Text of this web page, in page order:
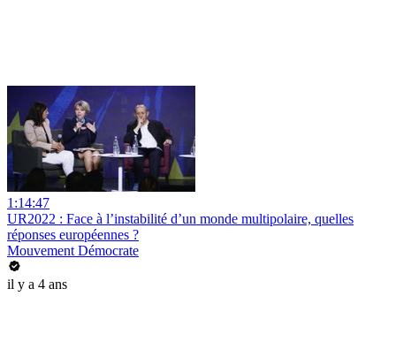
1:14:47
UR2022 : Face à l’instabilité d’un monde multipolaire, quelles
réponses européennes ?
Mouvement Démocrate
il y a 4 ans